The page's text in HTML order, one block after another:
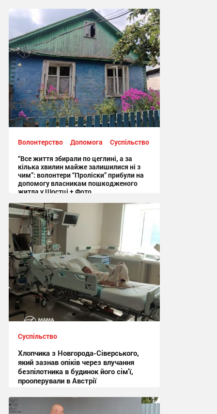
Волонтерство Допомога
Суспільство
“Все життя збирали по цеглині, а за
кілька хвилин майже залишилися ні з
чим”: волонтери “Проліски” прибули на
допомогу власникам пошкодженого
житла у Шостці + Фото
09:54 сьогодні
Суспільство
Хлопчика з Новгорода-Сіверського,
який зазнав опіків через влучання
безпілотника в будинок його сім’ї,
прооперували в Австрії
15:44 вчора